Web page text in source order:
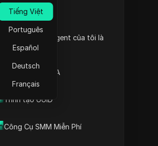
Browser User Agent của tôi là
Trình tạo mã 2FA
Trình tạo UUID
Công Cụ SMM Miễn Phí
Tiếng Việt
Português
Español
Deutsch
Français
xoay IP của trình thu thập
thông tin
Chiến lược hiệu quả để
luân chuyển địa chỉ IP
Nắm vững luân chuyển địa
Chiến lược xoay vòng IP
động để quét web hiệu
quả
quét web hiệu quả
thiết
quản lý nhiều tài khoản một